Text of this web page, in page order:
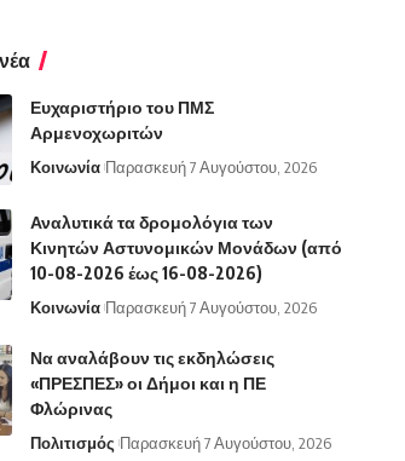
Ευχαριστήριο του ΠΜΣ
Αρμενοχωριτών
Κοινωνία Παρασκευή 7 Αυγούστου, 2026
Αναλυτικά τα δρομολόγια των
Κινητών Αστυνομικών Μονάδων (από
10-08-2026 έως 16-08-2026)
Κοινωνία Παρασκευή 7 Αυγούστου, 2026
Να αναλάβουν τις εκδηλώσεις
«ΠΡΕΣΠΕΣ» οι Δήμοι και η ΠΕ
Φλώρινας
Πολιτισμός Παρασκευή 7 Αυγούστου, 2026